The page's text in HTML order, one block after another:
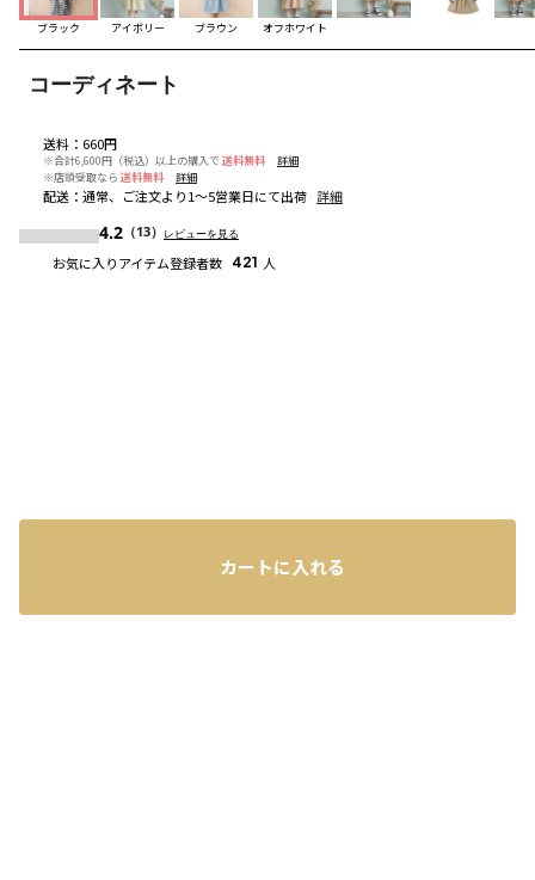
ブラック アイボリー ブラウン オフホワイト
コーディネート
送料 ： 660円
※合計6,600円（税込）以上の購入で 送料無料
詳細
※店頭受取なら 送料無料 詳細
配送 ： 通常、ご注文より1～5営業日にて出荷 詳細
4.2 （13） レビューを見る
お気に入りアイテム登録者数 421 人
カートに入れる